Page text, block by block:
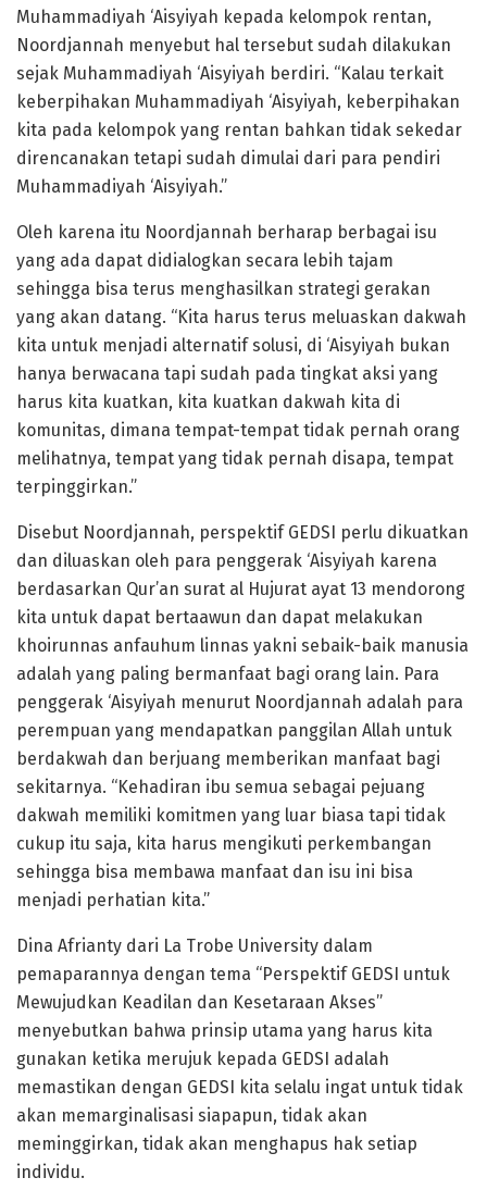
Muhammadiyah ‘Aisyiyah kepada kelompok rentan,
Noordjannah menyebut hal tersebut sudah dilakukan
sejak Muhammadiyah ‘Aisyiyah berdiri. “Kalau terkait
keberpihakan Muhammadiyah ‘Aisyiyah, keberpihakan
kita pada kelompok yang rentan bahkan tidak sekedar
direncanakan tetapi sudah dimulai dari para pendiri
Muhammadiyah ‘Aisyiyah.”
Oleh karena itu Noordjannah berharap berbagai isu
yang ada dapat didialogkan secara lebih tajam
sehingga bisa terus menghasilkan strategi gerakan
yang akan datang. “Kita harus terus meluaskan dakwah
kita untuk menjadi alternatif solusi, di ‘Aisyiyah bukan
hanya berwacana tapi sudah pada tingkat aksi yang
harus kita kuatkan, kita kuatkan dakwah kita di
komunitas, dimana tempat-tempat tidak pernah orang
melihatnya, tempat yang tidak pernah disapa, tempat
terpinggirkan.”
Disebut Noordjannah, perspektif GEDSI perlu dikuatkan
dan diluaskan oleh para penggerak ‘Aisyiyah karena
berdasarkan Qur’an surat al Hujurat ayat 13 mendorong
kita untuk dapat bertaawun dan dapat melakukan
khoirunnas anfauhum linnas yakni sebaik-baik manusia
adalah yang paling bermanfaat bagi orang lain. Para
penggerak ‘Aisyiyah menurut Noordjannah adalah para
perempuan yang mendapatkan panggilan Allah untuk
berdakwah dan berjuang memberikan manfaat bagi
sekitarnya. “Kehadiran ibu semua sebagai pejuang
dakwah memiliki komitmen yang luar biasa tapi tidak
cukup itu saja, kita harus mengikuti perkembangan
sehingga bisa membawa manfaat dan isu ini bisa
menjadi perhatian kita.”
Dina Afrianty dari La Trobe University dalam
pemaparannya dengan tema “Perspektif GEDSI untuk
Mewujudkan Keadilan dan Kesetaraan Akses”
menyebutkan bahwa prinsip utama yang harus kita
gunakan ketika merujuk kepada GEDSI adalah
memastikan dengan GEDSI kita selalu ingat untuk tidak
akan memarginalisasi siapapun, tidak akan
meminggirkan, tidak akan menghapus hak setiap
individu.